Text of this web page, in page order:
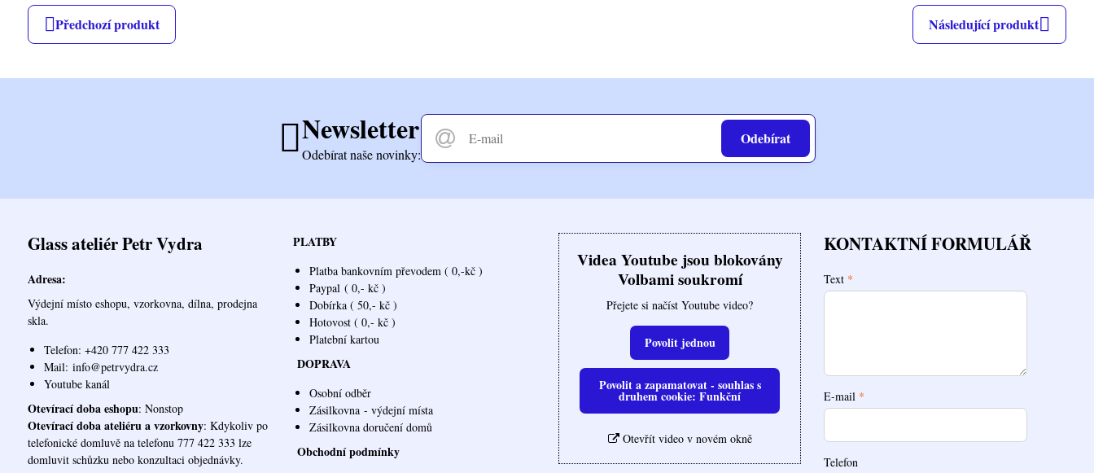
Předchozí produkt Následující produkt
Newsletter
Odebírat naše novinky:
Odebírat
Glass ateliér Petr Vydra
Adresa:
Výdejní místo eshopu, vzorkovna, dílna, prodejna
skla.
Telefon: +420 777 422 333
Mail: info@petrvydra.cz
Youtube kanál
Otevírací doba eshopu: Nonstop
Otevírací doba ateliéru a vzorkovny: Kdykoliv po
telefonické domluvě na telefonu 777 422 333 lze
domluvit schůzku nebo konzultaci objednávky.
PLATBY
Platba bankovním převodem ( 0,-kč )
Paypal( 0,- kč )
Dobírka ( 50,- kč )
Hotovost ( 0,- kč )
Platební kartou
DOPRAVA
Osobní odběr
Zásilkovna - výdejní místa
Zásilkovna doručení domů
Obchodní podmínky
Videa Youtube jsou blokovány
Volbami soukromí
Přejete si načíst Youtube video?
Povolit jednou
Povolit a zapamatovat - souhlas s
druhem cookie: Funkční
Otevřít video v novém okně
KONTAKTNÍ FORMULÁŘ
Text *
E-mail *
Telefon